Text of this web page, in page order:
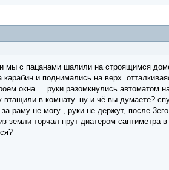
мы с пацанами шалили на строящимся
и поднимались на верх
окна.... руки разомкнулись автоматом
втащили в комнату. ну и чё вы думаете?
за раму не могу , руки не держут, после
земли торчал прут диатером сантиметра